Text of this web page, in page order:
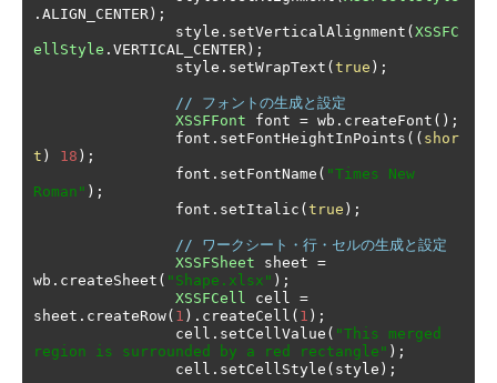
. ALIGN_CENTER );
		style
. setVerticalAlignment ( XSSFC
ellStyle . VERTICAL_CENTER );
		style
. setWrapText ( true );
// フォントの生成と設定
XSSFFont font = wb . createFont ();
		font
. setFontHeightInPoints (( shor
t ) 18 );
		font
. setFontName ( "Times New
Roman" );
		font
. setItalic ( true );
// ワークシート・行・セルの生成と設定
XSSFSheet sheet =
wb . createSheet ( "Shape.xlsx" );
XSSFCell cell =
sheet . createRow( 1 ). createCell ( 1 );
		cell
. setCellValue ( "This merged
region is surrounded by a red rectangle" );
		cell
. setCellStyle ( style );